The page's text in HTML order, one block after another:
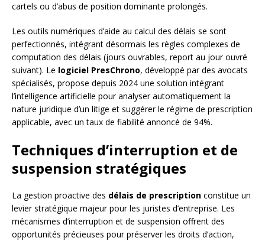
cartels ou d’abus de position dominante prolongés.
Les outils numériques d’aide au calcul des délais se sont
perfectionnés, intégrant désormais les règles complexes de
computation des délais (jours ouvrables, report au jour ouvré
suivant). Le logiciel PresChrono, développé par des avocats
spécialisés, propose depuis 2024 une solution intégrant
l’intelligence artificielle pour analyser automatiquement la
nature juridique d’un litige et suggérer le régime de prescription
applicable, avec un taux de fiabilité annoncé de 94%.
Techniques d’interruption et de
suspension stratégiques
La gestion proactive des délais de prescription constitue un
levier stratégique majeur pour les juristes d’entreprise. Les
mécanismes d’interruption et de suspension offrent des
opportunités précieuses pour préserver les droits d’action,